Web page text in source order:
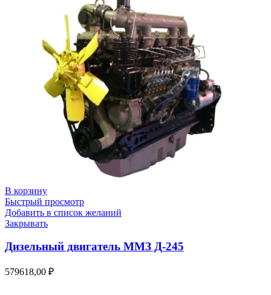
В корзину
Быстрый просмотр
Добавить в список желаний
Закрывать
Дизельный двигатель ММЗ Д-245
579618,00 ₽